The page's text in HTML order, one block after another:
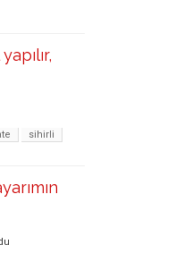
sihirli